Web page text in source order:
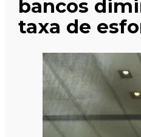
bancos
taxa de